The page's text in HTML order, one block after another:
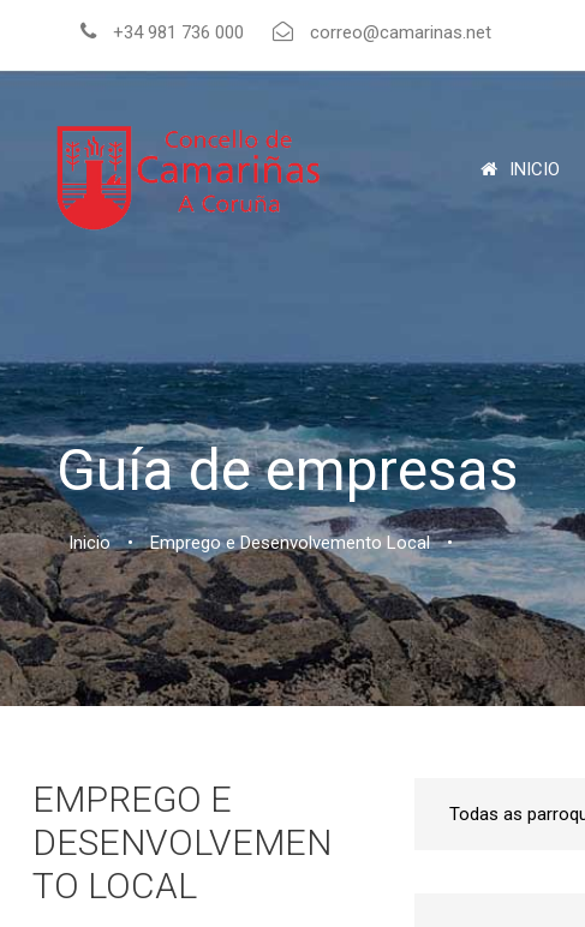
+34 981 736 000 correo@camarinas.net
INICIO
Guía de empresas
Inicio • Emprego e Desenvolvemento Local •
EMPREGO E
DESENVOLVEMEN
TO LOCAL